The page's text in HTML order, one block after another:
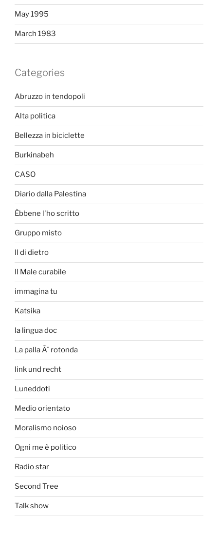
May 1995
March 1983
Categories
Abruzzo in tendopoli
Alta politica
Bellezza in biciclette
Burkinabeh
CASO
Diario dalla Palestina
Èbbene l'ho scritto
Gruppo misto
Il di dietro
Il Male curabile
immagina tu
Katsika
la lingua doc
La palla Ã¨ rotonda
link und recht
Luneddoti
Medio orientato
Moralismo noioso
Ogni me è politico
Radio star
Second Tree
Talk show